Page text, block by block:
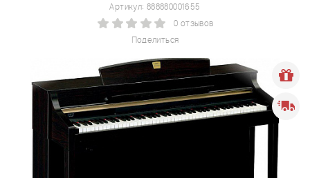
Поделиться
Артикул: 888880001655
0 отзывов